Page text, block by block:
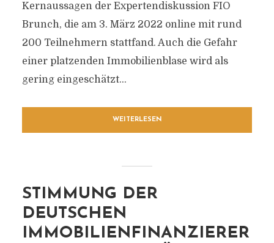
Kernaussagen der Expertendiskussion FIO
Brunch, die am 3. März 2022 online mit rund
200 Teilnehmern stattfand. Auch die Gefahr
einer platzenden Immobilienblase wird als
gering eingeschätzt...
WEITERLESEN
STIMMUNG DER
DEUTSCHEN
IMMOBILIENFINANZIERER